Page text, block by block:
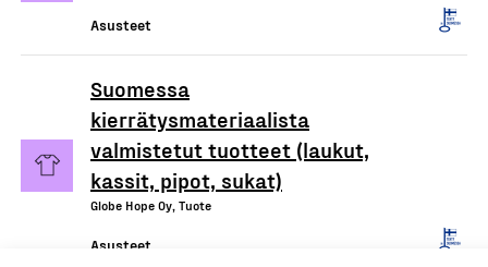
Asusteet
Suomessa
kierrätysmateriaalista
valmistetut tuotteet (laukut,
kassit, pipot, sukat)
Globe Hope Oy, Tuote
Asusteet